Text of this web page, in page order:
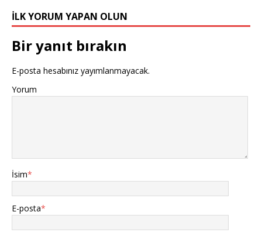
İLK YORUM YAPAN OLUN
Bir yanıt bırakın
E-posta hesabınız yayımlanmayacak.
Yorum
İsim*
E-posta*